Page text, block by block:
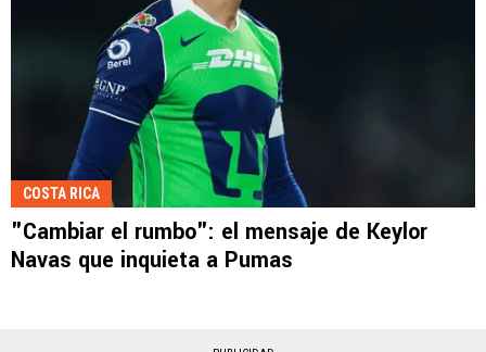
COSTA RICA
"Cambiar el rumbo": el mensaje de Keylor
Navas que inquieta a Pumas